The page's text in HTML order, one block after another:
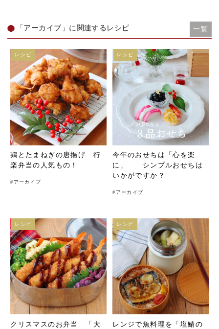
「アーカイブ」に関連するレシピ 一覧
鶏とたまねぎの唐揚げ 行
楽弁当の人気もの！
# アーカイブ
レシピ
今年のおせちは「心を楽
に」 シンプルおせちは
いかがですか？
# アーカイブ
レシピ
クリスマスのお弁当 「大
レシピ
レンジで魚料理を「塩鯖の
レシピ